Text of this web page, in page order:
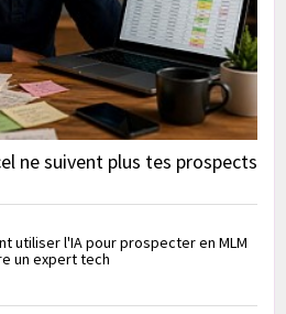
ne suivent plus tes prospects
utiliser l'IA pour prospecter en MLM
un expert tech